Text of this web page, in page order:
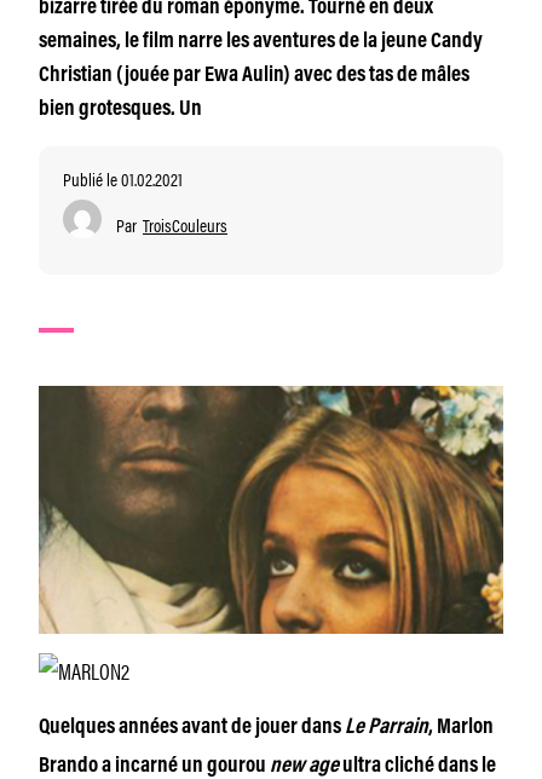
bizarre tirée du roman éponyme. Tourné en deux
semaines, le film narre les aventures de la jeune Candy
Christian (jouée par Ewa Aulin) avec des tas de mâles
bien grotesques. Un
Publié le 01.02.2021
Par TroisCouleurs
Quelques années avant de jouer dans Le Parrain, Marlon
Brando a incarné un gourou new ageultra cliché dans le